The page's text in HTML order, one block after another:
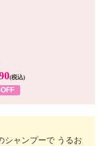
(税込)
シャンプーで うるお